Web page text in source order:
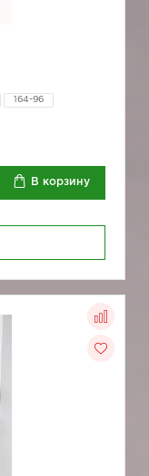
164-96
В корзину